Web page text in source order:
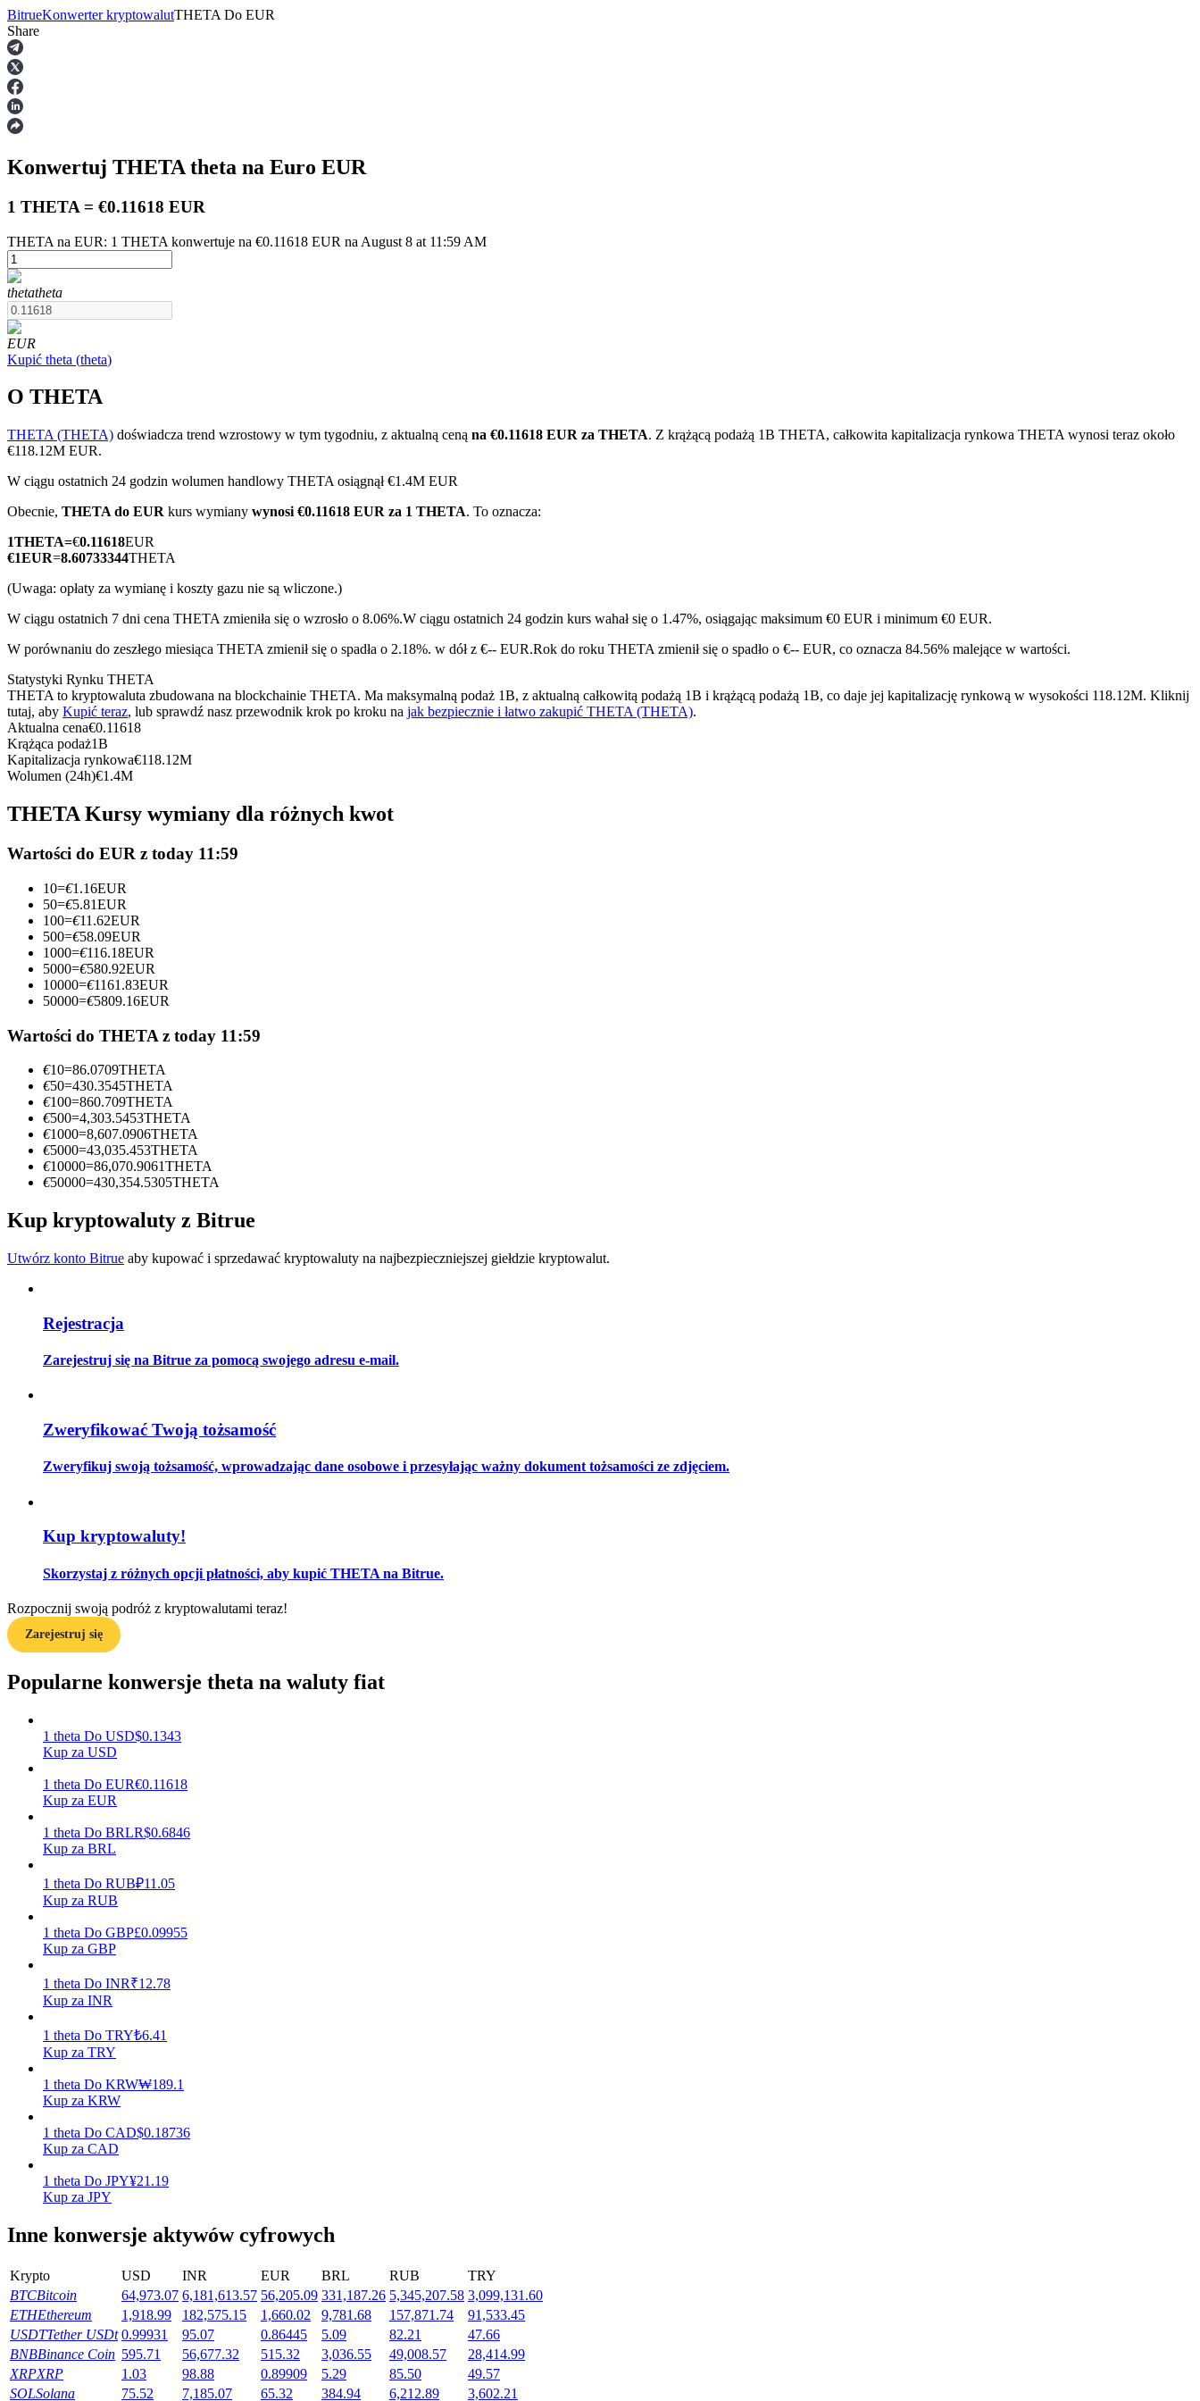
Kontrakty terminowe
Kontrakty terminowe na USDT
Kontrakty futures wykorzystujące USDT jako zabezpieczenie
Kontrakty terminowe COIN-M
Kontrakty terminowe na kryptowaluty
Kontrakty futures wykorzystujące USDC jako zabezpieczenie
Kopiowanie Transakcji
Dołącz do najlepszych traderów
Zostań traderem kopiującym
Informacja
Analiza Big Data, w tym informacje handlowe itp.
Przewodnik
Strategie handlowe
Dowiedz się, jak zachować rentowność
Zarabiać
Codziennie zdobywaj konkurencyjne nagrody
BitrueKonwerter kryptowalutTHETA Do EUR
Share
Konwertuj THETA theta na Euro EUR
1 THETA = €0.11618 EUR
THETA na EUR: 1 THETA konwertuje na €0.11618 EUR na August 8 at 11:59 AM
thetatheta
EUR
Kupić theta (theta)
O THETA
THETA (THETA) doświadcza trend wzrostowy w tym tygodniu, z aktualną ceną na €0.11618 EUR za THETA. Z krążącą podażą 1B THETA, całkowita kapitalizacja rynkowa THETA wynosi teraz około
€118.12M EUR.
W ciągu ostatnich 24 godzin wolumen handlowy THETA osiągnął €1.4M EUR
Obecnie, THETA do EUR kurs wymiany wynosi €0.11618 EUR za 1 THETA. To oznacza:
1THETA=€0.11618EUR
€1EUR=8.60733344THETA
(Uwaga: opłaty za wymianę i koszty gazu nie są wliczone.)
W ciągu ostatnich 7 dni cena THETA zmieniła się o wzrosło o 8.06%.W ciągu ostatnich 24 godzin kurs wahał się o 1.47%, osiągając maksimum €0 EUR i minimum €0 EUR.
W porównaniu do zeszłego miesiąca THETA zmienił się o spadła o 2.18%. w dół z €-- EUR.Rok do roku THETA zmienił się o spadło o €-- EUR, co oznacza 84.56% malejące w wartości.
Statystyki Rynku THETA
THETA to kryptowaluta zbudowana na blockchainie THETA. Ma maksymalną podaż 1B, z aktualną całkowitą podażą 1B i krążącą podażą 1B, co daje jej kapitalizację rynkową w wysokości 118.12M. Kliknij
tutaj, aby Kupić teraz, lub sprawdź nasz przewodnik krok po kroku na jak bezpiecznie i łatwo zakupić THETA (THETA).
Aktualna cena€0.11618
Krążąca podaż1B
Kapitalizacja rynkowa€118.12M
Wolumen (24h)€1.4M
THETA Kursy wymiany dla różnych kwot
Wartości do EUR z today 11:59
10=€1.16EUR
50=€5.81EUR
100=€11.62EUR
500=€58.09EUR
1000=€116.18EUR
5000=€580.92EUR
10000=€1161.83EUR
50000=€5809.16EUR
Wartości do THETA z today 11:59
€10=86.0709THETA
€50=430.3545THETA
€100=860.709THETA
€500=4,303.5453THETA
€1000=8,607.0906THETA
€5000=43,035.453THETA
€10000=86,070.9061THETA
€50000=430,354.5305THETA
Kup kryptowaluty z Bitrue
Utwórz konto Bitrue aby kupować i sprzedawać kryptowaluty na najbezpieczniejszej giełdzie kryptowalut.
Rejestracja
Zarejestruj się na Bitrue za pomocą swojego adresu e-mail.
Zweryfikować Twoją tożsamość
Zweryfikuj swoją tożsamość, wprowadzając dane osobowe i przesyłając ważny dokument tożsamości ze zdjęciem.
Kup kryptowaluty!
Skorzystaj z różnych opcji płatności, aby kupić THETA na Bitrue.
Rozpocznij swoją podróż z kryptowalutami teraz!
Zarejestruj się
Popularne konwersje theta na waluty fiat
1 theta Do USD$0.1343
Kup za USD
1 theta Do EUR€0.11618
Kup za EUR
1 theta Do BRLR$0.6846
Kup za BRL
1 theta Do RUB₽11.05
Kup za RUB
1 theta Do GBP£0.09955
Kup za GBP
1 theta Do INR₹12.78
Kup za INR
1 theta Do TRY₺6.41
Kup za TRY
1 theta Do KRW₩189.1
Kup za KRW
1 theta Do CAD$0.18736
Kup za CAD
1 theta Do JPY¥21.19
Kup za JPY
Inne konwersje aktywów cyfrowych
Krypto USD INR EUR BRL RUB
TRY
BTCBitcoin 64,973.07 6,181,613.57 56,205.09 331,187.26 5,345,207.58 3,099,131.60
ETHEthereum 1,918.99 182,575.15 1,660.02 9,781.68 157,871.74
91,533.45
USDTTether USDt 0.99931 95.07 0.86445 5.09 82.21
47.66
BNBBinance Coin 595.71 56,677.32 515.32 3,036.55 49,008.57
28,414.99
XRPXRP 1.03 98.88 0.89909 5.29 85.50
49.57
SOLSolana 75.52 7,185.07 65.32 384.94 6,212.89
3,602.21